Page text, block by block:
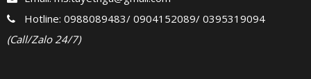
Hotline: 0988089483/ 0904152089/ 0395319094
(Call/Zalo 24/7)